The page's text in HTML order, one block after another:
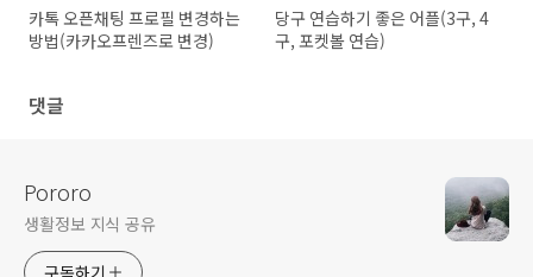
카톡 오픈채팅 프로필 변경하는
방법(카카오프렌즈로 변경)
당구 연습하기 좋은 어플(3구, 4
구, 포켓볼 연습)
댓글
Pororo
생활정보 지식 공유